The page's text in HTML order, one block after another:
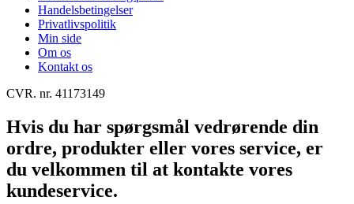
Handelsbetingelser
Privatlivspolitik
Min side
Om os
Kontakt os
CVR. nr. 41173149
Hvis du har spørgsmål vedrørende din
ordre, produkter eller vores service, er
du velkommen til at kontakte vores
kundeservice.